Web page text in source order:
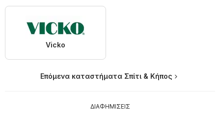
Vicko
Επόμενα καταστήματα Σπίτι & Κήπος
ΔΙΑΦΗΜΙΣΕΙΣ